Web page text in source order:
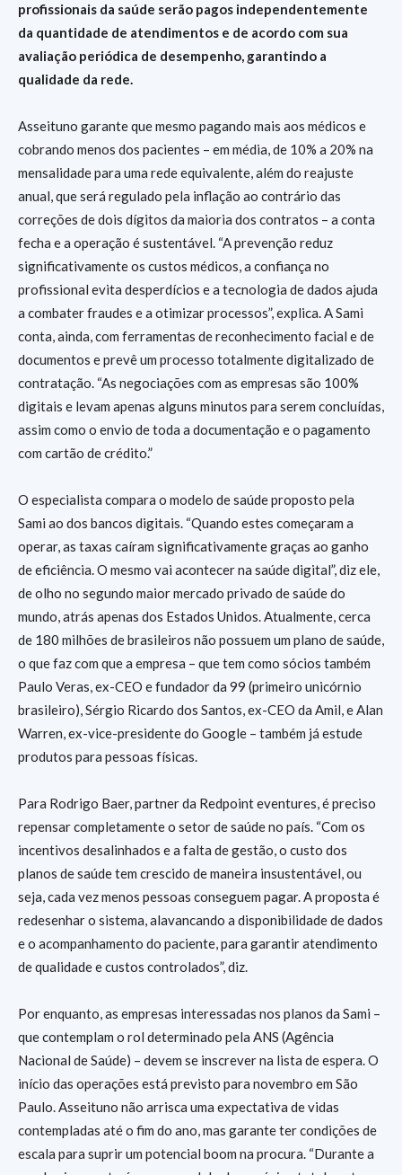
profissionais da saúde serão pagos independentemente
da quantidade de atendimentos e de acordo com sua
avaliação periódica de desempenho, garantindo a
qualidade da rede.
Asseituno garante que mesmo pagando mais aos médicos e
cobrando menos dos pacientes – em média, de 10% a 20% na
mensalidade para uma rede equivalente, além do reajuste
anual, que será regulado pela inflação ao contrário das
correções de dois dígitos da maioria dos contratos – a conta
fecha e a operação é sustentável. “A prevenção reduz
significativamente os custos médicos, a confiança no
profissional evita desperdícios e a tecnologia de dados ajuda
a combater fraudes e a otimizar processos”, explica. A Sami
conta, ainda, com ferramentas de reconhecimento facial e de
documentos e prevê um processo totalmente digitalizado de
contratação. “As negociações com as empresas são 100%
digitais e levam apenas alguns minutos para serem concluídas,
assim como o envio de toda a documentação e o pagamento
com cartão de crédito.”
O especialista compara o modelo de saúde proposto pela
Sami ao dos bancos digitais. “Quando estes começaram a
operar, as taxas caíram significativamente graças ao ganho
de eficiência. O mesmo vai acontecer na saúde digital”, diz ele,
de olho no segundo maior mercado privado de saúde do
mundo, atrás apenas dos Estados Unidos. Atualmente, cerca
de 180 milhões de brasileiros não possuem um plano de saúde,
o que faz com que a empresa – que tem como sócios também
Paulo Veras, ex-CEO e fundador da 99 (primeiro unicórnio
brasileiro), Sérgio Ricardo dos Santos, ex-CEO da Amil, e Alan
Warren, ex-vice-presidente do Google – também já estude
produtos para pessoas físicas.
Para Rodrigo Baer, partner da Redpoint eventures, é preciso
repensar completamente o setor de saúde no país. “Com os
incentivos desalinhados e a falta de gestão, o custo dos
planos de saúde tem crescido de maneira insustentável, ou
seja, cada vez menos pessoas conseguem pagar. A proposta é
redesenhar o sistema, alavancando a disponibilidade de dados
e o acompanhamento do paciente, para garantir atendimento
de qualidade e custos controlados”, diz.
Por enquanto, as empresas interessadas nos planos da Sami –
que contemplam o rol determinado pela ANS (Agência
Nacional de Saúde) – devem se inscrever na lista de espera. O
início das operações está previsto para novembro em São
Paulo. Asseituno não arrisca uma expectativa de vidas
contempladas até o fim do ano, mas garante ter condições de
escala para suprir um potencial boom na procura. “Durante a